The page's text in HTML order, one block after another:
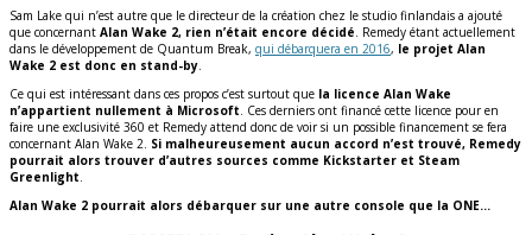
Sam Lake qui n’est autre que le directeur de la création chez le studio finlandais a ajouté
que concernant Alan Wake 2, rien n’était encore décidé. Remedy étant actuellement
dans le développement de Quantum Break, qui débarquera en 2016, le projet Alan
Wake 2 est donc en stand-by.
Ce qui est intéressant dans ces propos c’est surtout que la licence Alan Wake
n’appartient nullement à Microsoft. Ces derniers ont financé cette licence pour en
faire une exclusivité 360 et Remedy attend donc de voir si un possible financement se fera
concernant Alan Wake 2. Si malheureusement aucun accord n’est trouvé, Remedy
pourrait alors trouver d’autres sources comme Kickstarter et Steam
Greenlight.
Alan Wake 2 pourrait alors débarquer sur une autre console que la ONE…